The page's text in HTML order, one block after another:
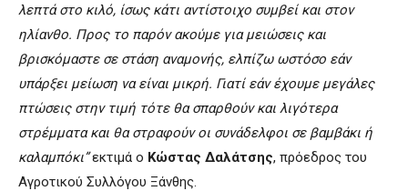
λεπτά στο κιλό, ίσως κάτι αντίστοιχο συμβεί και στον
ηλίανθο. Προς το παρόν ακούμε για μειώσεις και
βρισκόμαστε σε στάση αναμονής, ελπίζω ωστόσο εάν
υπάρξει μείωση να είναι μικρή. Γιατί εάν έχουμε μεγάλες
πτώσεις στην τιμή τότε θα σπαρθούν και λιγότερα
στρέμματα και θα στραφούν οι συνάδελφοι σε βαμβάκι ή
καλαμπόκι”εκτιμά ο Κώστας Δαλάτσης, πρόεδρος του
Αγροτικού Συλλόγου Ξάνθης.